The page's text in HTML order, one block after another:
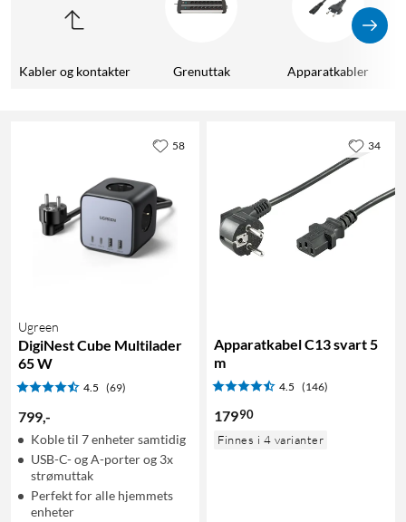
Kabler og kontakter Grenuttak Apparatkabler
Ugreen
DigiNest Cube Multilader
65 W
4.5 (69)
799,-
Koble til 7 enheter samtidig
USB-C- og A-porter og 3x
strømuttak
Perfekt for alle hjemmets
enheter
58
Apparatkabel C13 svart 5
m
4.5 (146)
17990
Finnes i 4 varianter
34